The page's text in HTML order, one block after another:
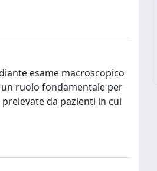
esame macroscopico
ruolo fondamentale per
da pazienti in cui